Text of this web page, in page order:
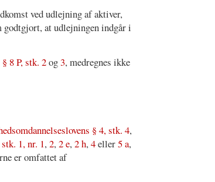
ved udlejning af aktiver,
godtgjort, at udlejningen indgår i
8 P, stk. 2og3, medregnes ikke
§ 4, stk. 4,
1, nr. 1,2,2 e,2 h,4eller5 a,
er omfattet af